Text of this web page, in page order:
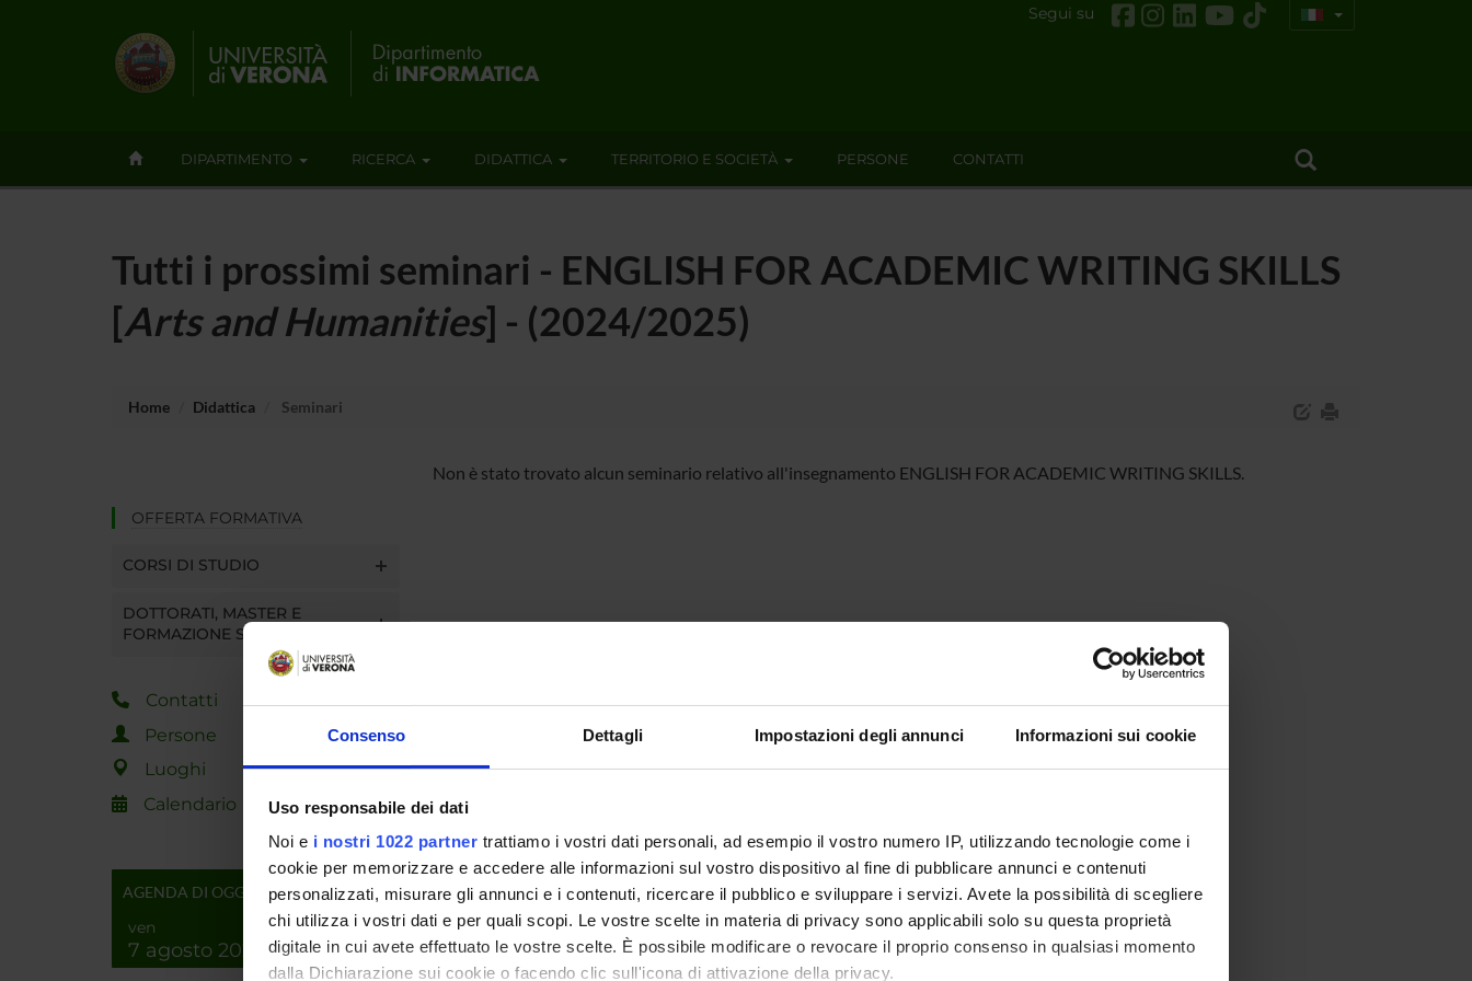
Consenso Dettagli Impostazioni degli annunci Informazioni sui cookie
Uso responsabile dei dati
Noi e i nostri 1022 partner trattiamo i vostri dati personali, ad esempio il vostro numero IP, utilizzando tecnologie come i
cookie per memorizzare e accedere alle informazioni sul vostro dispositivo al fine di pubblicare annunci e contenuti
personalizzati, misurare gli annunci e i contenuti, ricercare il pubblico e sviluppare i servizi. Avete la possibilità di scegliere
chi utilizza i vostri dati e per quali scopi. Le vostre scelte in materia di privacy sono applicabili solo su questa proprietà
digitale in cui avete effettuato le vostre scelte. È possibile modificare o revocare il proprio consenso in qualsiasi momento
dalla Dichiarazione sui cookie o facendo clic sull'icona di attivazione della privacy.
Segui su
DIPARTIMENTO RICERCA DIDATTICA TERRITORIO E SOCIETÀ PERSONE CONTATTI
Tutti i prossimi seminari - ENGLISH FOR ACADEMIC WRITING SKILLS
[Arts and Humanities] - (2024/2025)
Home Didattica Seminari
OFFERTA FORMATIVA
CORSI DI STUDIO
DOTTORATI, MASTER E
FORMAZIONE SUPERIORE
Contatti
Persone
Luoghi
Calendario
AGENDA DI OGGI
ven
7 agosto 2026
Non è stato trovato alcun seminario relativo all'insegnamento ENGLISH FOR ACADEMIC WRITING SKILLS.